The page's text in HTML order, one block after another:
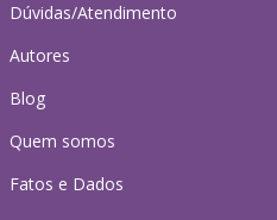
Dúvidas/Atendimento
Autores
Blog
Quem somos
Fatos e Dados